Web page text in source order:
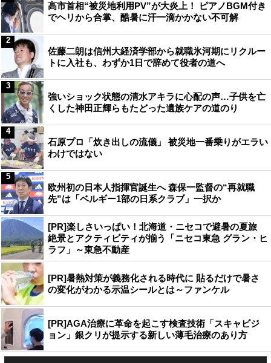
高市首相“被災地利用PV”が大炎上！ ピアノBGM付き
でヘリから合掌、酷暑に汗一滴かかない不可解
佐藤二朗は信州大経済学部から就職氷河期にリクルー
トに入社も、わずか1日で辞めて役者の道へ
2
強いショック状態の清水アキラに心配の声…子供を亡
くした神田正輝らもたどった遺族ケアの道のり
3
石原プロ「炊き出しの流儀」 被災地一番乗りがエラい
わけではない
4
欧州初の日本人指揮官誕生へ 森保一監督の“再就職
先”は「ベルギー1部の日系クラブ」一択か
5
[PR]楽しさいっぱい！北海道・ニセコで避暑の夏旅
絶景とアクティビティが揃う「ニセコ東急 グラン・ヒ
ラフ」～東急不動産
[PR]暑熱対策が義務化される時代に 貼るだけで暑さ
の変化がわかる示温シールとは～ファンケル
[PR]AGA治療に革命を起こす検査技術「スキャビジ
ョン」銀クリが提示する新しい薄毛治療のあり方